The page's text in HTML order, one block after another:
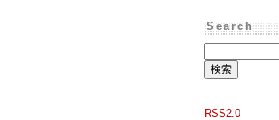
Search
RSS2.0